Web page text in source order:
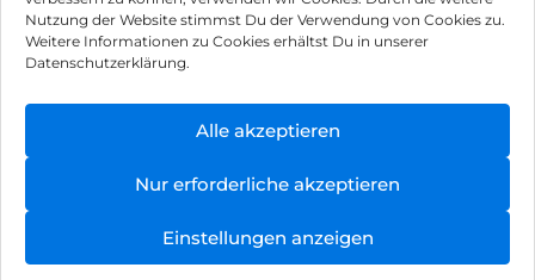
Nutzung der Website stimmst Du der Verwendung von Cookies zu.
Weitere Informationen zu Cookies erhältst Du in unserer
Datenschutzerklärung.
Alle akzeptieren
Nur erforderliche akzeptieren
Einstellungen anzeigen
Impressum
Hinweis zur Batterieentsorgung
Newsletter